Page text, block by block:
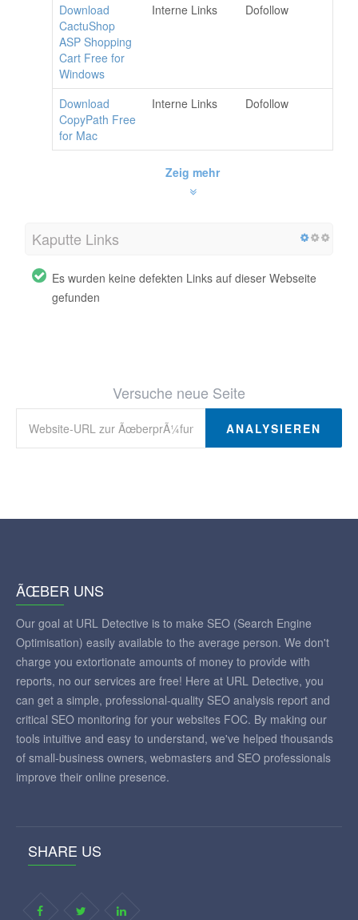
Download
CactuShop
ASP Shopping
Cart Free for
Windows
Interne Links Dofollow
Download
CopyPath Free
for Mac
Interne Links Dofollow
Zeig mehr
Kaputte Links
Es wurden keine defekten Links auf dieser Webseite
gefunden
Versuche neue Seite
ANALYSIEREN
ÃŒBER UNS
Our goal at URL Detective is to make SEO (Search Engine
Optimisation) easily available to the average person. We don't
charge you extortionate amounts of money to provide with
reports, no our services are free! Here at URL Detective, you
can get a simple, professional-quality SEO analysis report and
critical SEO monitoring for your websites FOC. By making our
tools intuitive and easy to understand, we've helped thousands
of small-business owners, webmasters and SEO professionals
improve their online presence.
SHARE US